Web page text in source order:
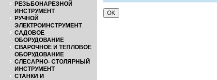
РЕЗЬБОНАРЕЗНОЙ
ИНСТРУМЕНТ
РУЧНОЙ
ЭЛЕКТРОИНСТРУМЕНТ
САДОВОЕ
ОБОРУДОВАНИЕ
СВАРОЧНОЕ И ТЕПЛОВОЕ
ОБОРУДОВАНИЕ
СЛЕСАРНО- СТОЛЯРНЫЙ
ИНСТРУМЕНТ
СТАНКИ И